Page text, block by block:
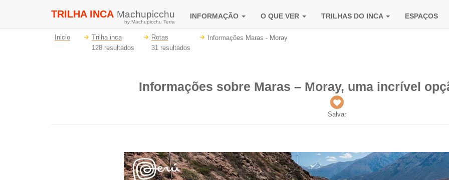
TRILHA INCA Machupicchu
by Machupicchu Terra
INFORMAÇÃO O QUE VER TRILHAS DO INCA ESPAÇOS
Inicio
Trilha inca
128 resultados
Rotas
31 resultados
Informações Maras - Moray
Informações sobre Maras – Moray, uma incrível
Salvar